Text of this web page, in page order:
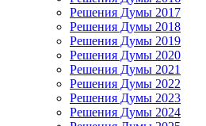
Решения Думы 2017
Решения Думы 2018
Решения Думы 2019
Решения Думы 2020
Решения Думы 2021
Решения Думы 2022
Решения Думы 2023
Решения Думы 2024